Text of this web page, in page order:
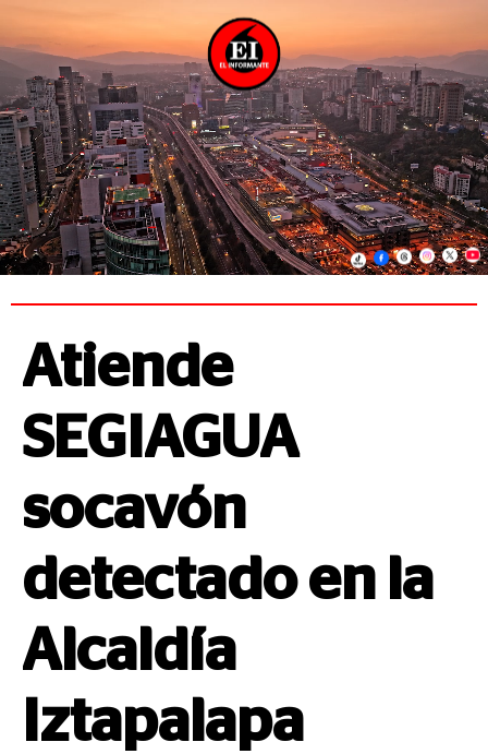
Atiende
SEGIAGUA
socavón
detectado en la
Alcaldía
Iztapalapa